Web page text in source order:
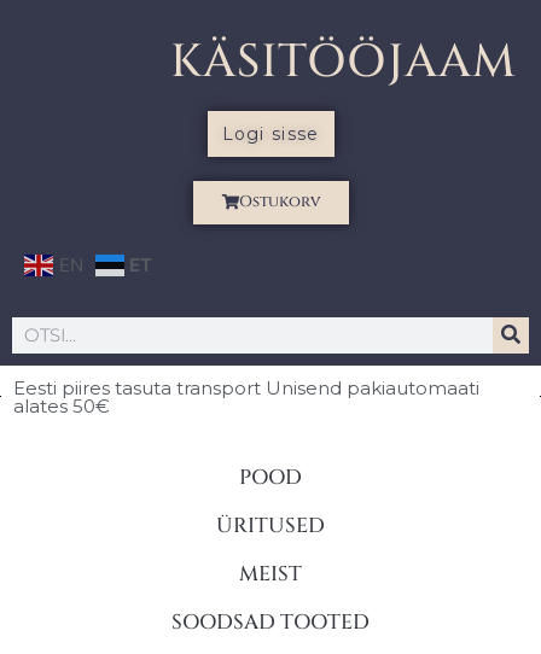
KÄSITÖÖJAAM
Logi sisse
Ostukorv
EN ET
Eesti piires tasuta transport Unisend pakiautomaati
alates 50€
POOD
ÜRITUSED
MEIST
SOODSAD TOOTED